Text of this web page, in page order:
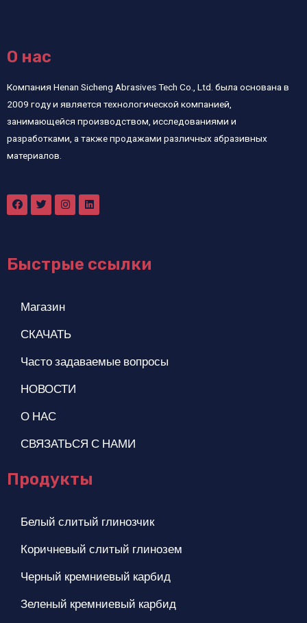
О нас
Компания Henan Sicheng Abrasives Tech Co., Ltd. была основана в
2009 году и является технологической компанией,
занимающейся производством, исследованиями и
разработками, а также продажами различных абразивных
материалов.
Быстрые ссылки
Магазин
СКАЧАТЬ
Часто задаваемые вопросы
НОВОСТИ
О НАС
СВЯЗАТЬСЯ С НАМИ
Продукты
Белый слитый глинозчик
Коричневый слитый глинозем
Черный кремниевый карбид
Зеленый кремниевый карбид